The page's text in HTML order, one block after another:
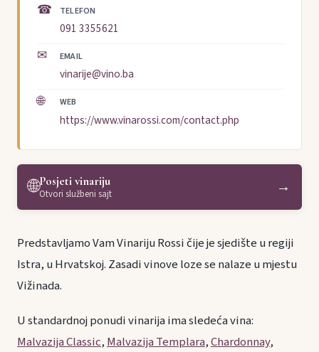
☎ TELEFON
091 3355621
✉ EMAIL
vinarije@vino.ba
🌐 WEB
https://www.vinarossi.com/contact.php
🌐Posjeti vinariju
Otvori službeni sajt →
Predstavljamo Vam Vinariju Rossi čije je sjedište u regiji
Istra, u Hrvatskoj. Zasadi vinove loze se nalaze u mjestu
Vižinada.
U standardnoj ponudi vinarija ima sledeća vina:
Malvazija Classic,Malvazija Templara,Chardonnay,